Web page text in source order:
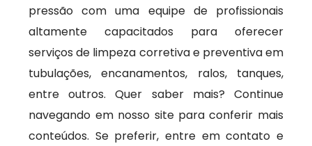
pressão com uma equipe de profissionais
altamente capacitados para oferecer
serviços de limpeza corretiva e preventiva em
tubulações, encanamentos, ralos, tanques,
entre outros. Quer saber mais? Continue
navegando em nosso site para conferir mais
conteúdos. Se preferir, entre em contato e